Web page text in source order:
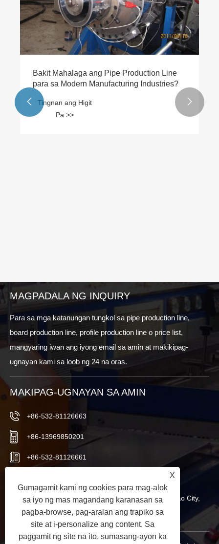
Bakit Mahalaga ang Pipe Production Line
para sa Modern Manufacturing Industries?
Tingnan ang Higit
Pa >>
 
MAGPADALA NG INQUIRY
Para sa mga katanungan tungkol sa pipe production line,
board production line, profile production line o price list,
mangyaring iwan ang iyong email sa amin at makikipag-
ugnayan kami sa loob ng 24 na oras.
MAKIPAG-UGNAYAN SA AMIN
+86-532-81126663
+86-13969850201
+86-532-81126661
Nuozhuang, Sanlihe Office, Jiaozhou City, Qingdao City,
Shandong Province, China
X
Gumagamit kami ng cookies para mag-alok
sa iyo ng mas magandang karanasan sa
pagba-browse, pag-aralan ang trapiko sa
site at i-personalize ang content. Sa
paggamit ng site na ito, sumasang-ayon ka